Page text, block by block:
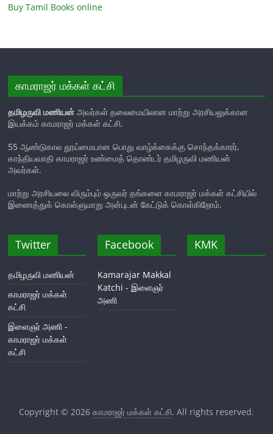
Buy Tamil Books online
காமராஜர் மக்கள் கட்சி
தமிழருவி மணியன் அவர்கள் தலைமையிலான மாற்று அரசியலுக்கான
இயக்கம் காமராஜர் மக்கள் கட்சி.
55 ஆண்டுகால தூய்மையான பொது வாழ்க்கைக்கு சொந்தக்காரர்,
காந்தியவாதி காமராஜர் உண்மைத் தொண்டர் தமிழருவி மணியன்
அவர்கள்.
மாற்று அரசியலை விரும்பும் ஒருவர் தங்களை காமராஜர் மக்கள் கட்சியில்
இணைத்துக் கொள்ளுமாறு அன்புடன் கேட்டுக் கொள்கிறோம்.
Twitter
தமிழருவி மணியன்
காமராஜர் மக்கள்
கட்சி
இளைஞர் அணி -
காமராஜர் மக்கள்
கட்சி
Facebook
Kamarajar Makkal
Katchi - இளைஞர்
அணி
KMK
Copyright © 2026 காமராஜர் மக்கள் கட்சி. All rights reserved.